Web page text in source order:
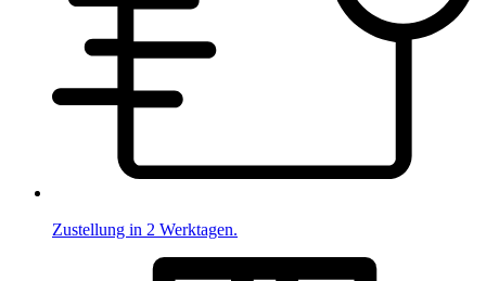
Zustellung in 2 Werktagen.